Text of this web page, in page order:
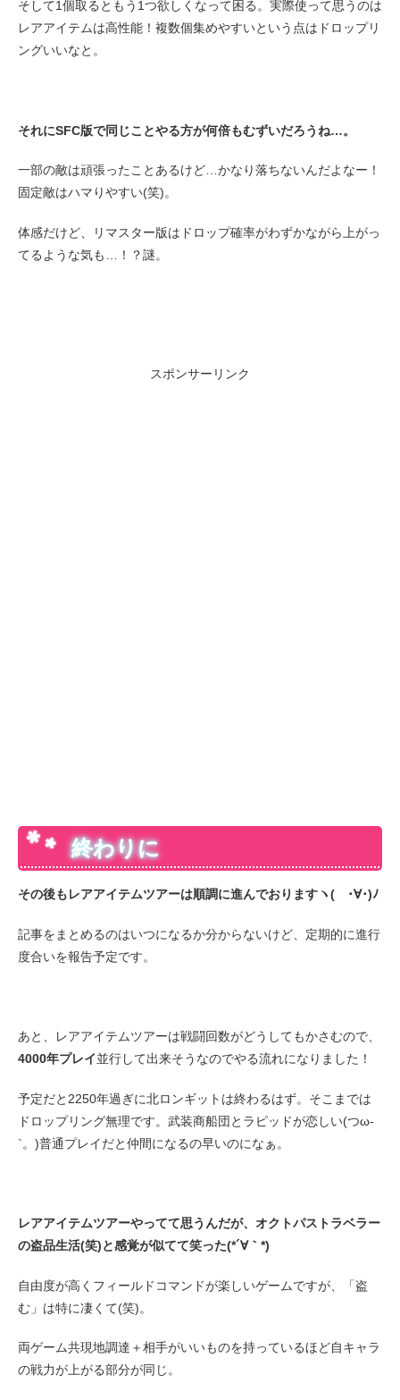
そして1個取るともう1つ欲しくなって困る。実際使って思うのは
レアアイテムは高性能！複数個集めやすいという点はドロップリ
ングいいなと。
それにSFC版で同じことやる方が何倍もむずいだろうね…。
一部の敵は頑張ったことあるけど…かなり落ちないんだよなー！
固定敵はハマりやすい(笑)。
体感だけど、リマスター版はドロップ確率がわずかながら上がっ
てるような気も…！？謎。
スポンサーリンク
終わりに
その後もレアアイテムツアーは順調に進んでおりますヽ( ･∀･)ﾉ
記事をまとめるのはいつになるか分からないけど、定期的に進行
度合いを報告予定です。
あと、レアアイテムツアーは戦闘回数がどうしてもかさむので、
4000年プレイ並行して出来そうなのでやる流れになりました！
予定だと2250年過ぎに北ロンギットは終わるはず。そこまでは
ドロップリング無理です。武装商船団とラピッドが恋しい(つω-
`。)普通プレイだと仲間になるの早いのになぁ。
レアアイテムツアーやってて思うんだが、オクトパストラベラー
の盗品生活(笑)と感覚が似てて笑った(*´∀｀*)
自由度が高くフィールドコマンドが楽しいゲームですが、「盗
む」は特に凄くて(笑)。
両ゲーム共現地調達＋相手がいいものを持っているほど自キャラ
の戦力が上がる部分が同じ。